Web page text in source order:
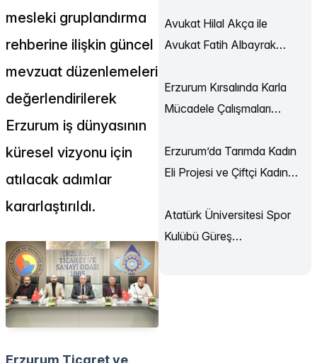
mesleki gruplandırma
rehberine ilişkin güncel
mevzuat düzenlemeleri
değerlendirilerek
Erzurum iş dünyasının
küresel vizyonu için
atılacak adımlar
kararlaştırıldı.
Erzurum Ticaret ve
Avukat Hilal Akça ile
Avukat Fatih Albayrak
Erzurum Kırsalında Karla
Mücadele Çalışmaları
Erzurum’da Tarımda Kadın
Eli Projesi ve Çiftçi Kadın
Atatürk Üniversitesi Spor
Kulübü Güreş